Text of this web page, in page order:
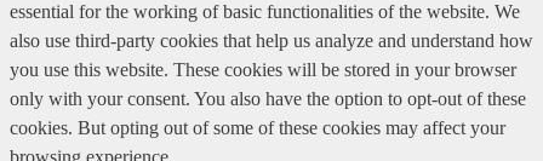
essential for the working of basic functionalities of the website. We
also use third-party cookies that help us analyze and understand how
you use this website. These cookies will be stored in your browser
only with your consent. You also have the option to opt-out of these
cookies. But opting out of some of these cookies may affect your